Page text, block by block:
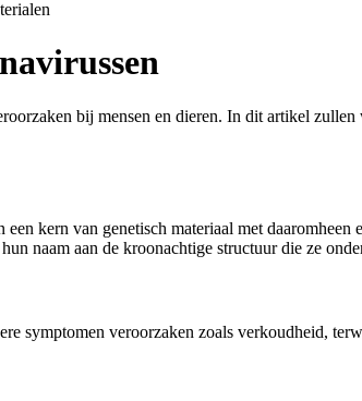
bij mensen en dieren. In dit artikel
kern van genetisch materiaal met
naam aan de kroonachtige structuur die ze
symptomen veroorzaken zoals verkoudheid,